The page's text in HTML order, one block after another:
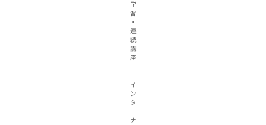
学
習
・
連
続
講
座
イ
ン
タ
ー
ナ